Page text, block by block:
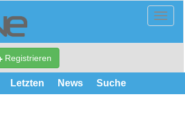
Registrieren
Letzten News Suche